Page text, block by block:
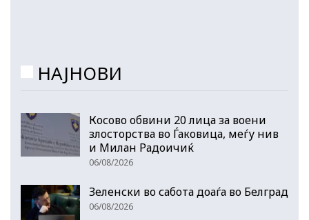
НАЈНОВИ
Косово обвини 20 лица за воени
злосторства во Ѓаковица, меѓу нив
и Милан Радоичиќ
06/08/2026
Зеленски во сабота доаѓа во Белград
06/08/2026